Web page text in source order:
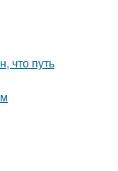
что путь